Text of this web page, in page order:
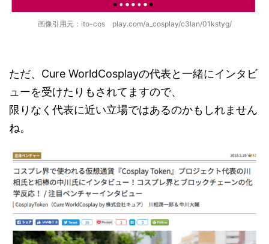
画像引用元：ito-cos play.com/a_cosplay/c3lan/01kstyg/
ただ、Cure WorldCosplayの代表と一緒にインタビ
ューを受けたりもされてますので、
限りなく代表に近い立場ではあるのかもしれません
ね。